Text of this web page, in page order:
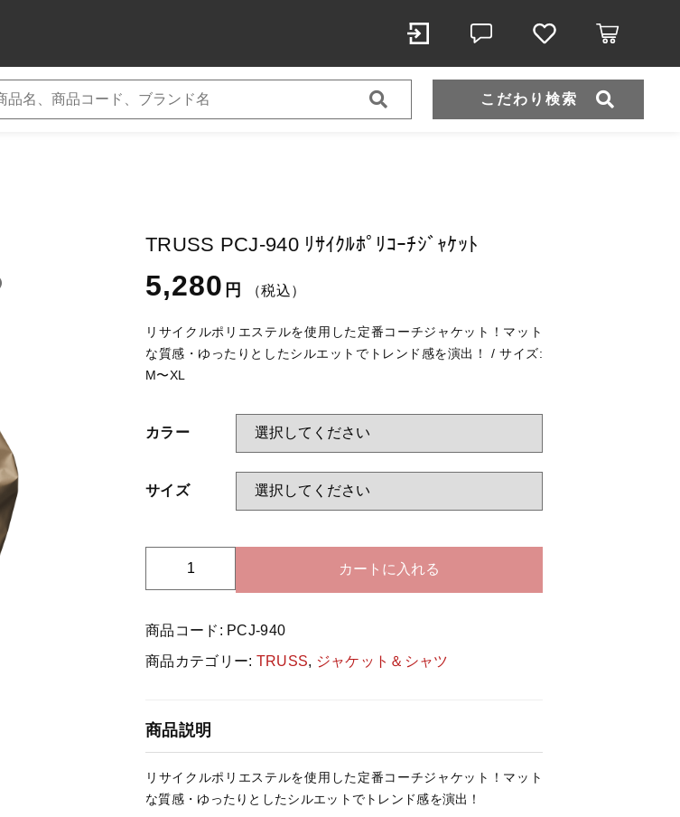
SLOTH US スポーツウェア（ドライ） スウェット
こだわり検索
TRUSS PCJ-940 ﾘｻｲｸﾙﾎﾟﾘｺｰﾁｼﾞｬｹｯﾄ
5,280 円 （税込）
リサイクルポリエステルを使用した定番コーチジャケット！マット
な質感・ゆったりとしたシルエットでトレンド感を演出！ / サイズ:
M〜XL
カラー
サイズ
R
S
S
J
-
4
0
カートに入れる
商品コード: PCJ-940
商品カテゴリー: TRUSS, ジャケット＆シャツ
商品説明
リサイクルポリエステルを使用した定番コーチジャケット！マット
な質感・ゆったりとしたシルエットでトレンド感を演出！
カートを確認する
子カテゴリ